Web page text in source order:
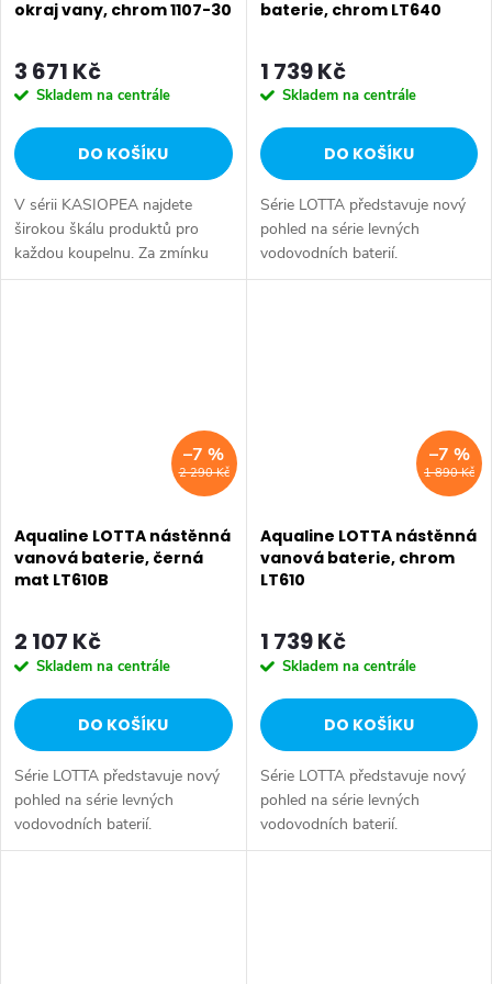
okraj vany, chrom 1107-30
3 671 Kč
Skladem na centrále
DO KOŠÍKU
V sérii KASIOPEA najdete
širokou škálu produktů pro
každou koupelnu. Za zmínku
stojí dvě varianty
baterie, chrom LT640
1 739 Kč
Skladem na centrále
DO KOŠÍKU
Série LOTTA představuje nový
pohled na série levných
vodovodních baterií.
Umyvadlová stojánková baterie
2 290 Kč
–7 %
Aqualine LOTTA nástěnná
vanová baterie, černá
mat LT610B
2 107 Kč
Skladem na centrále
DO KOŠÍKU
Série LOTTA představuje nový
pohled na série levných
vodovodních baterií.
Umyvadlová stojánková baterie
1 890 Kč
–7 %
Aqualine LOTTA nástěnná
vanová baterie, chrom
LT610
1 739 Kč
Skladem na centrále
DO KOŠÍKU
Série LOTTA představuje nový
pohled na série levných
vodovodních baterií.
Umyvadlová stojánková baterie